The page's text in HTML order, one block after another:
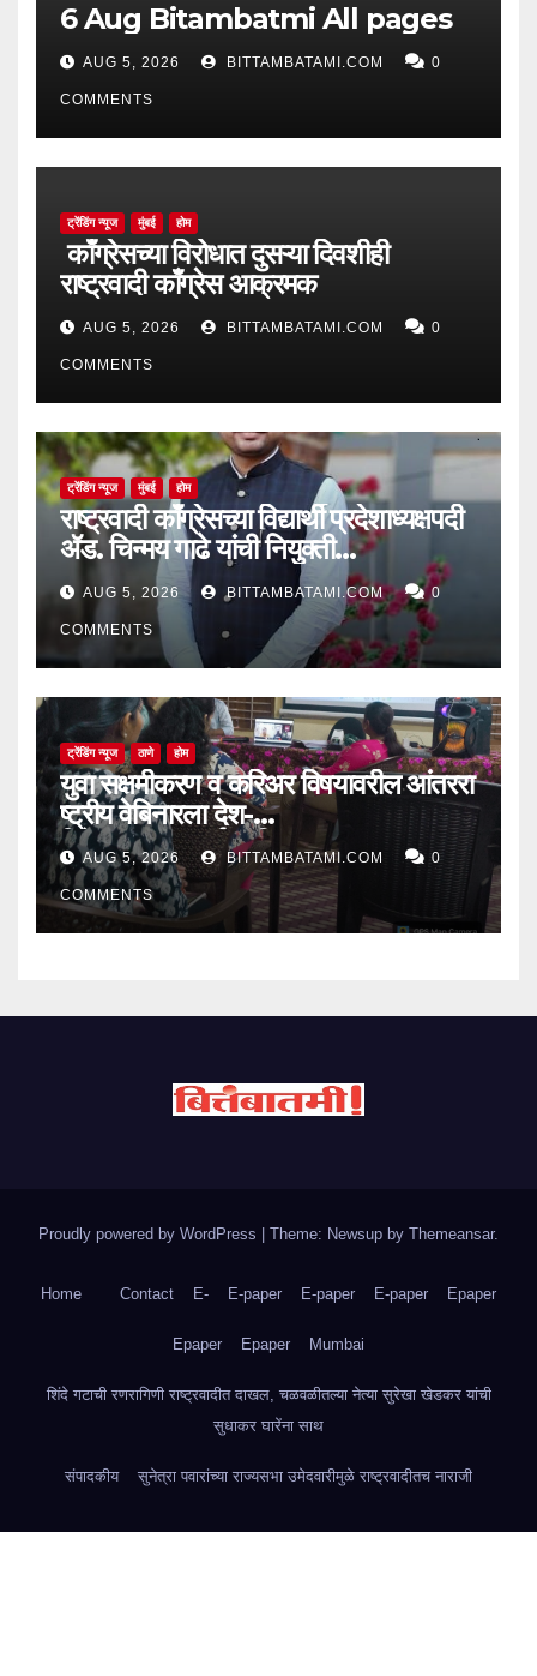
6 Aug Bitambatmi All pages
AUG 5, 2026 BITTAMBATAMI.COM 0
COMMENTS
ट्रेंडिंग न्यूज मुंबई होम
काँग्रेसच्या विरोधात दुसऱ्या दिवशीही
राष्ट्रवादी काँग्रेस आक्रमक
AUG 5, 2026 BITTAMBATAMI.COM 0
COMMENTS
ट्रेंडिंग न्यूज मुंबई होम
राष्ट्रवादी काँग्रेसच्या विद्यार्थी प्रदेशाध्यक्षपदी
ॲड. चिन्मय गाढे यांची नियुक्ती…
AUG 5, 2026 BITTAMBATAMI.COM 0
COMMENTS
ट्रेंडिंग न्यूज ठाणे होम
युवा सक्षमीकरण व करिअर विषयावरील आंतररा
ष्ट्रीय वेबिनारला देश-
विदेशातून उत्स्फूर्त प्रतिसाद
AUG 5, 2026 BITTAMBATAMI.COM 0
COMMENTS
Proudly powered by WordPress | Theme: Newsup by Themeansar.
Home Contact E- E-paper E-paper E-paper Epaper
Epaper Epaper Mumbai
शिंदे गटाची रणरागिणी राष्ट्रवादीत दाखल, चळवळीतल्या नेत्या सुरेखा खेडकर यांची
सुधाकर घारेंना साथ
संपादकीय सुनेत्रा पवारांच्या राज्यसभा उमेदवारीमुळे राष्ट्रवादीतच नाराजी